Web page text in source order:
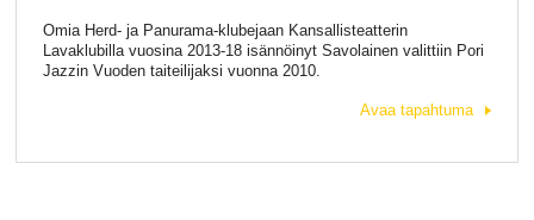
Omia Herd- ja Panurama-klubejaan Kansallisteatterin
Lavaklubilla vuosina 2013-18 isännöinyt Savolainen valittiin Pori
Jazzin Vuoden taiteilijaksi vuonna 2010.
Avaa tapahtuma